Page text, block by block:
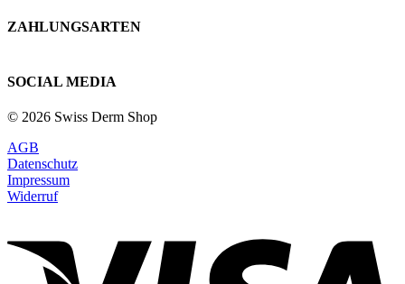
ZAHLUNGSARTEN
SOCIAL MEDIA
© 2026 Swiss Derm Shop
AGB
Datenschutz
Impressum
Widerruf